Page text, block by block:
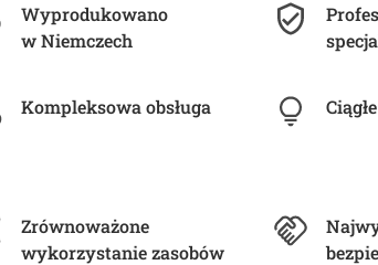
Wyprodukowano
w Niemczech
Kompleksowa obsługa
Zrównoważone
wykorzystanie zasobów